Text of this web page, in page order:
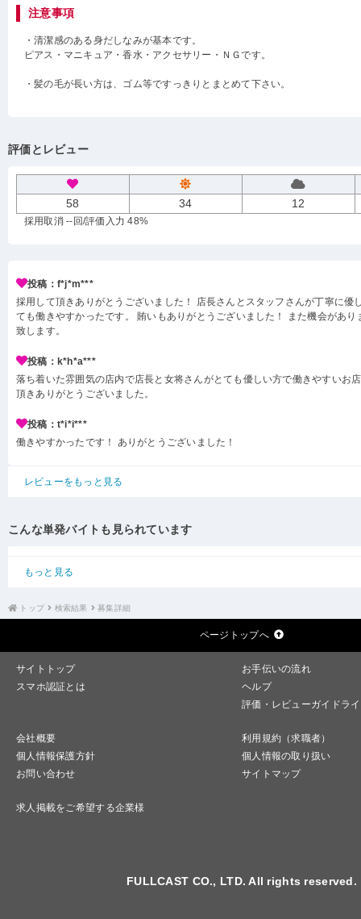
注意事項
・清潔感のある身だしなみが基本です。
ピアス・マニキュア・香水・アクセサリー・ＮＧです。
・髪の毛が長い方は、ゴム等ですっきりとまとめて下さい。
評価とレビュー
58 34 12
採用取消 --回/評価入力 48%
投稿：f*j*m***
採用して頂きありがとうございました！ 店長さんとスタッフさんが丁寧に優
ても働きやすかったです。 賄いもありがとうございました！ また機会があり
致します。
投稿：k*h*a***
落ち着いた雰囲気の店内で店長と女将さんがとても優しい方で働きやすいお
頂きありがとうございました。
投稿：t*i*i***
働きやすかったです！ ありがとうございました！
レビューをもっと見る
こんな単発バイトも見られています
もっと見る
トップ 検索結果 募集詳細
ページトップへ
サイトトップ
お手伝いの流れ
スマホ認証とは
ヘルプ
評価・レビューガイドラ
会社概要
利用規約（求職者）
個人情報保護方針
個人情報の取り扱い
お問い合わせ
サイトマップ
求人掲載をご希望する企業様
FULLCAST CO., LTD. All rights reserved.